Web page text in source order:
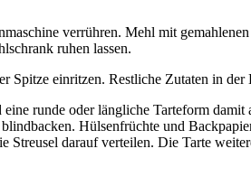
verrühren. Mehl mit
ruhen lassen.
Spitze einritzen. Restliche Zutaten in
runde oder längliche Tarteform
Hülsenfrüchte und
Streusel darauf verteilen. Die Tarte